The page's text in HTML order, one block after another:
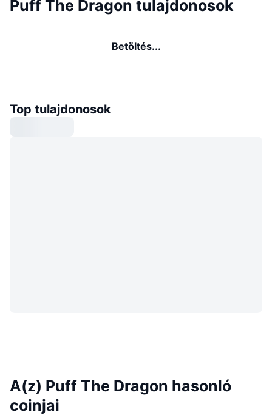
Puff The Dragon tulajdonosok
Betöltés...
Top tulajdonosok
A(z) Puff The Dragon hasonló
coinjai